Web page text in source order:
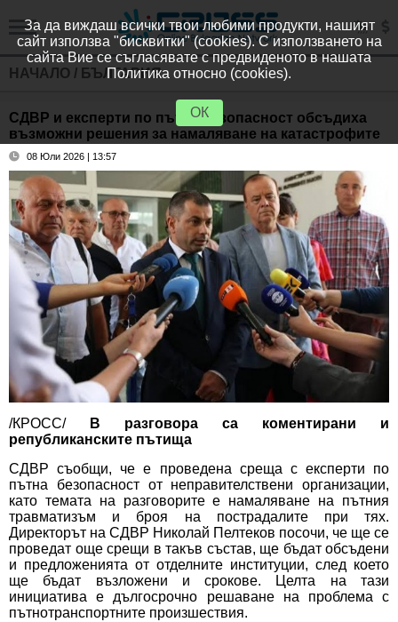
НАЧАЛО / БЪЛГАРИЯ
СДВР и експерти по пътна безопасност обсъдиха
възможни решения за намаляване на катастрофите
08 Юли 2026 | 13:57
/КРОСС/
В разговора са коментирани и
републиканските пътища
СДВР съобщи, че е проведена среща с експерти по
пътна безопасност от неправителствени организации,
като темата на разговорите е намаляване на пътния
травматизъм и броя на пострадалите при тях.
Директорът на СДВР Николай Пелтеков посочи, че ще се
проведат още срещи в такъв състав, ще бъдат обсъдени
и предложенията от отделните институции, след което
ще бъдат възложени и срокове. Целта на тази
инициатива е дългосрочно решаване на проблема с
пътнотранспортните произшествия.
За да виждаш всички твои любими продукти, нашият
сайт използва "бисквитки" (cookies). С използването на
сайта Вие се съгласявате с предвиденото в нашата
Политика относно (cookies).
ОК